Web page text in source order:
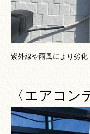
紫外線や雨風により劣化
〈エアコン